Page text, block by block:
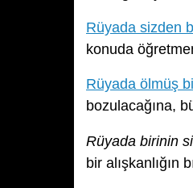
Rüyada sizden
konuda
Rüyada ölmüş
bozulacağına,
Rüyada birinin
bir alışkanlığın